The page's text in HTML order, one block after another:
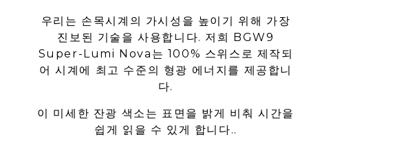
우리는 손목시계의 가시성을 높이기 위해 가장
진보된 기술을 사용합니다. 저희 BGW9
Super-Lumi Nova는 100% 스위스로 제작되
어 시계에 최고 수준의 형광 에너지를 제공합니
다.
이 미세한 잔광 색소는 표면을 밝게 비춰 시간을
쉽게 읽을 수 있게 합니다..